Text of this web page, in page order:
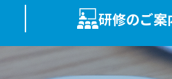
研修のご案